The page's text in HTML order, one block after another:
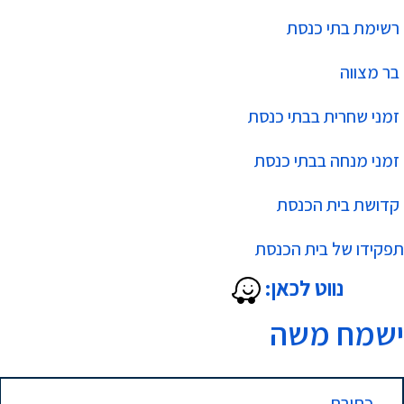
רשימת בתי כנסת
בר מצווה
זמני שחרית בבתי כנסת
זמני מנחה בבתי כנסת
קדושת בית הכנסת
תפקידו של בית הכנסת
נווט לכאן:
ישמח משה